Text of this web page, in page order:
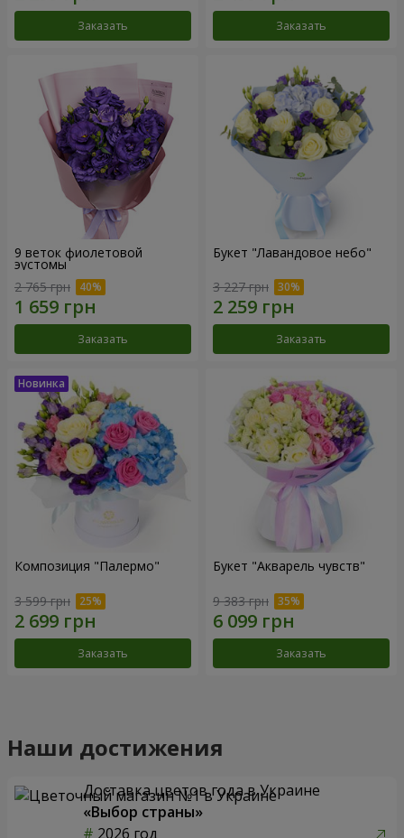
Заказать Заказать
9 веток фиолетовой
эустомы
2 765 грн
Заказать
Букет "Лавандовое небо"
3 227 грн
Заказать
Композиция "Палермо"
3 599 грн
Заказать
Букет "Акварель чувств"
9 383 грн
Заказать
Наши достижения
Доставка цветов года в Украине
«Выбор страны»
2026 год